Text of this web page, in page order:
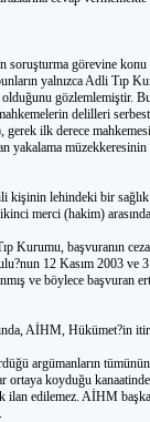
görevine konu
yalnızca Adli Tıp
gözlemlemiştir.
delilleri
gerek ilk derece
yakalama
kişinin lehindeki bir
merci (hakim)
Kurumu, başvuranın
12 Kasım 2003
ve böylece başvuran
AİHM, Hükümet?in
argümanların tümünün
ortaya koyduğu
ilan edilemez. AİHM